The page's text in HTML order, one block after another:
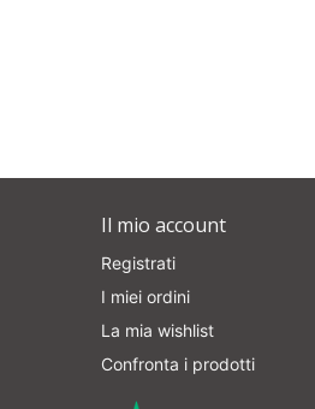
Il mio account
Registrati
I miei ordini
La mia wishlist
Confronta i prodotti